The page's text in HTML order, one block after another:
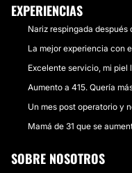
EXPERIENCIAS
Nariz respingada después
La mejor experiencia con
Excelente servicio, mi piel
Aumento a 415. Quería
Un mes post operatorio y
Mamá de 31 que se
SOBRE NOSOTROS